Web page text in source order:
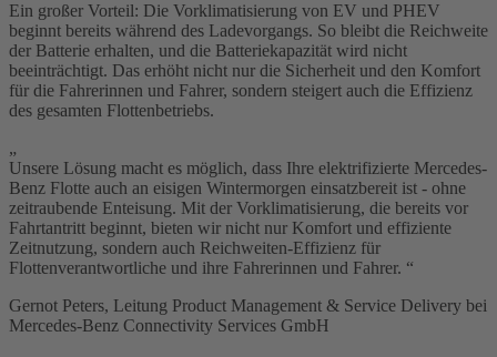
Ein großer Vorteil: Die Vorklimatisierung von EV und PHEV
beginnt bereits während des Ladevorgangs. So bleibt die Reichweite
der Batterie erhalten, und die Batteriekapazität wird nicht
beeinträchtigt. Das erhöht nicht nur die Sicherheit und den Komfort
für die Fahrerinnen und Fahrer, sondern steigert auch die Effizienz
des gesamten Flottenbetriebs.
„
Unsere Lösung macht es möglich, dass Ihre elektrifizierte Mercedes-
Benz Flotte auch an eisigen Wintermorgen einsatzbereit ist - ohne
zeitraubende Enteisung. Mit der Vorklimatisierung, die bereits vor
Fahrtantritt beginnt, bieten wir nicht nur Komfort und effiziente
Zeitnutzung, sondern auch Reichweiten-Effizienz für
Flottenverantwortliche und ihre Fahrerinnen und Fahrer. “
Gernot Peters, Leitung Product Management & Service Delivery bei
Mercedes-Benz Connectivity Services GmbH